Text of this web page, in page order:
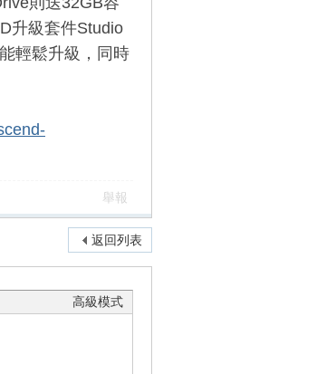
升級套件Studio
輕鬆升級，同時
舉報
返回列表
高級模式